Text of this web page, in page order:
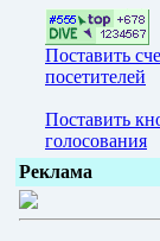
Поставить
посетителей
Поставить
голосования
Реклама